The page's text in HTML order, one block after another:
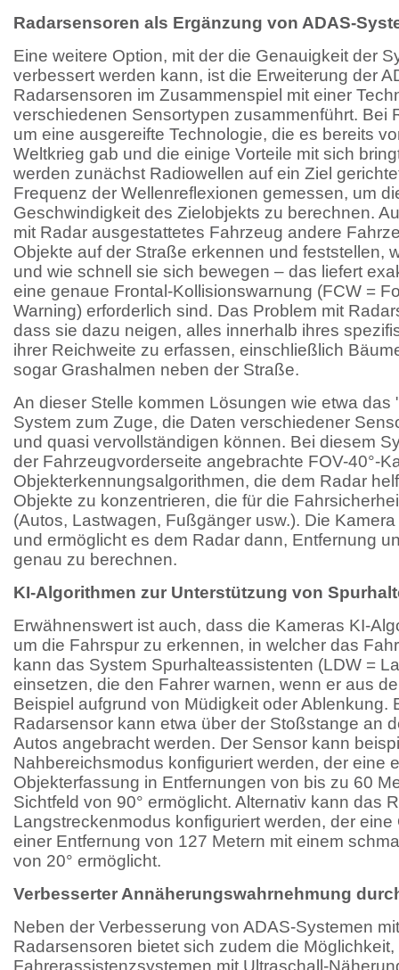
Radarsensoren als Ergänzung von ADAS-
Eine weitere Option, mit der die Genauigkeit der
verbessert werden kann, ist die Erweiterung der
Radarsensoren im Zusammenspiel mit einer
verschiedenen Sensortypen zusammenführt. Bei
um eine ausgereifte Technologie, die es bereits
Weltkrieg gab und die einige Vorteile mit sich
werden zunächst Radiowellen auf ein Ziel
Frequenz der Wellenreflexionen gemessen, um
Geschwindigkeit des Zielobjekts zu berechnen.
mit Radar ausgestattetes Fahrzeug andere
Objekte auf der Straße erkennen und feststellen,
und wie schnell sie sich bewegen – das liefert
eine genaue Frontal-Kollisionswarnung (FCW =
Warning) erforderlich sind. Das Problem mit
dass sie dazu neigen, alles innerhalb ihres
ihrer Reichweite zu erfassen, einschließlich
sogar Grashalmen neben der Straße.
An dieser Stelle kommen Lösungen wie etwa das
System zum Zuge, die Daten verschiedener
und quasi vervollständigen können. Bei diesem
der Fahrzeugvorderseite angebrachte FOV-40°-
Objekterkennungsalgorithmen, die dem Radar
Objekte zu konzentrieren, die für die
(Autos, Lastwagen, Fußgänger usw.). Die
und ermöglicht es dem Radar dann, Entfernung
genau zu berechnen.
KI-Algorithmen zur Unterstützung von
Erwähnenswert ist auch, dass die Kameras KI-
um die Fahrspur zu erkennen, in welcher das
kann das System Spurhalteassistenten (LDW =
einsetzen, die den Fahrer warnen, wenn er aus
Beispiel aufgrund von Müdigkeit oder Ablenkung.
Radarsensor kann etwa über der Stoßstange an
Autos angebracht werden. Der Sensor kann
Nahbereichsmodus konfiguriert werden, der eine
Objekterfassung in Entfernungen von bis zu 60
Sichtfeld von 90° ermöglicht. Alternativ kann das
Langstreckenmodus konfiguriert werden, der
einer Entfernung von 127 Metern mit einem
von 20° ermöglicht.
Verbesserter Annäherungswahrnehmung
Neben der Verbesserung von ADAS-Systemen
Radarsensoren bietet sich zudem die
Fahrerassistenzsystemen mit Ultraschall-